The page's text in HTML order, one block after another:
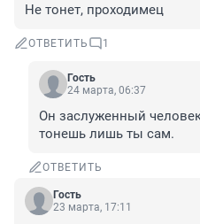
Не тонет, проходимец
ОТВЕТИТЬ 1
Гость
24 марта, 06:37
Он заслуженный
тонешь лишь ты сам.
ОТВЕТИТЬ
Гость
23 марта, 17:11